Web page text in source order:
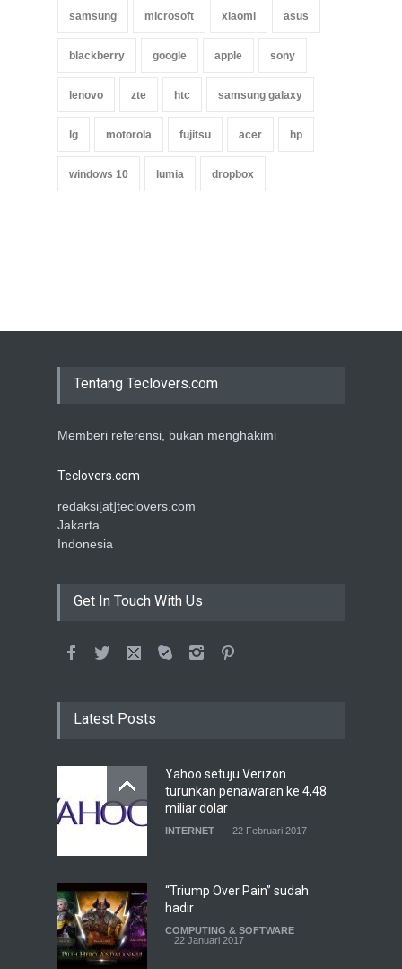
samsung microsoft xiaomi asus
blackberry google apple sony
lenovo zte htc samsung galaxy
lg motorola fujitsu acer hp
windows 10 lumia dropbox
Tentang Teclovers.com
Memberi referensi, bukan menghakimi
Teclovers.com
redaksi[at]teclovers.com
Jakarta
Indonesia
Get In Touch With Us
Latest Posts
Yahoo setuju Verizon
turunkan penawaran ke 4,48
miliar dolar
INTERNET 22 Februari 2017
“Triump Over Pain” sudah
hadir
COMPUTING & SOFTWARE
22 Januari 2017